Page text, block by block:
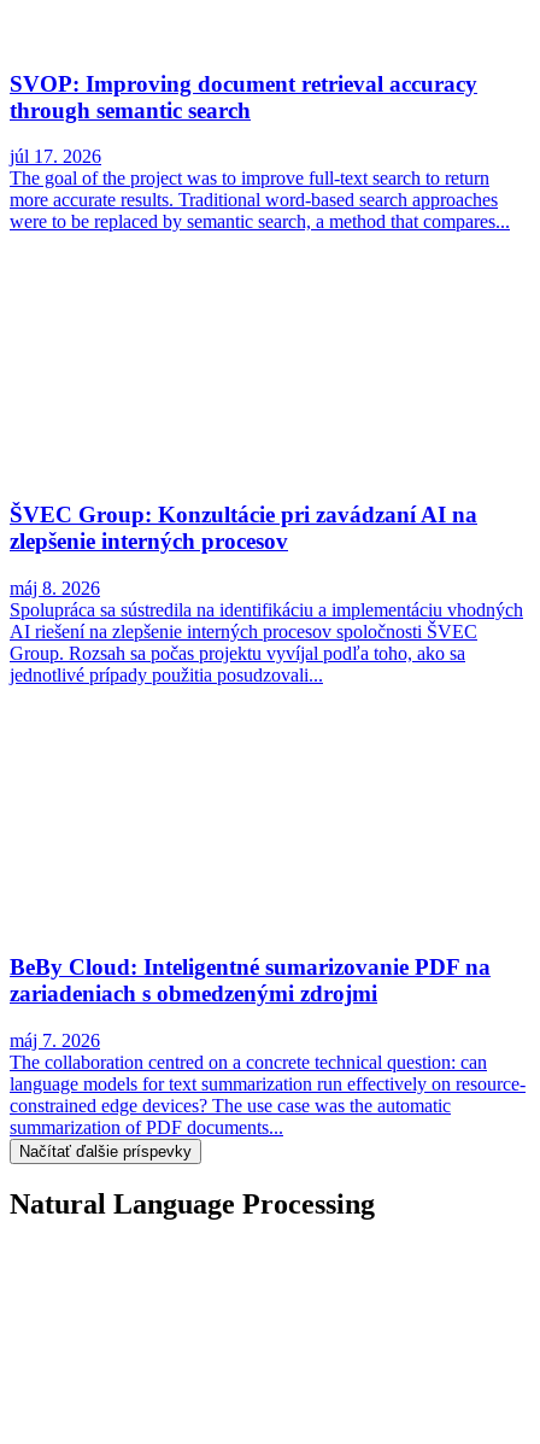
SVOP: Improving document retrieval accuracy
through semantic search
júl 17. 2026
The goal of the project was to improve full-text search to return
more accurate results. Traditional word-based search approaches
were to be replaced by semantic search, a method that compares...
ŠVEC Group: Konzultácie pri zavádzaní AI na
zlepšenie interných procesov
máj 8. 2026
Spolupráca sa sústredila na identifikáciu a implementáciu vhodných
AI riešení na zlepšenie interných procesov spoločnosti ŠVEC
Group. Rozsah sa počas projektu vyvíjal podľa toho, ako sa
jednotlivé prípady použitia posudzovali...
BeBy Cloud: Inteligentné sumarizovanie PDF na
zariadeniach s obmedzenými zdrojmi
máj 7. 2026
The collaboration centred on a concrete technical question: can
language models for text summarization run effectively on resource-
constrained edge devices? The use case was the automatic
summarization of PDF documents...
Načítať ďalšie príspevky
Natural Language Processing